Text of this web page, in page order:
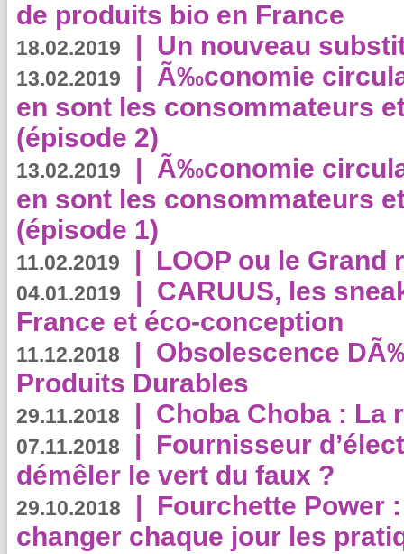
de produits bio en France
18.02.2019 | Un nouveau
13.02.2019 | Ã‰conomie
en sont les consommateurs
(épisode 2)
13.02.2019 | Ã‰conomie
en sont les consommateurs
(épisode 1)
11.02.2019 | LOOP ou le Grand
04.01.2019 | CARUUS, les
France et éco-conception
11.12.2018 | Obsolescence
Produits Durables
29.11.2018 | Choba Choba : La
07.11.2018 | Fournisseur
démêler le vert du faux ?
29.10.2018 | Fourchette Power
changer chaque jour les